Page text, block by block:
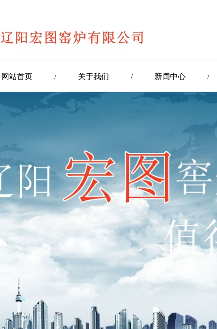
网站首页 / 关于我们 / 新闻中心 /